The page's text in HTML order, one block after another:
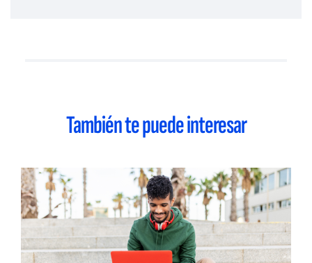
También te puede interesar